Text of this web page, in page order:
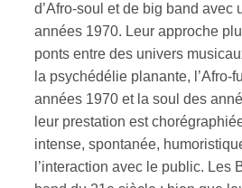
d’Afro-soul et de big band avec
années 1970. Leur approche
ponts entre des univers
la psychédélie planante, l’Afro-
années 1970 et la soul des
leur prestation est
intense, spontanée,
l’interaction avec le public. Les